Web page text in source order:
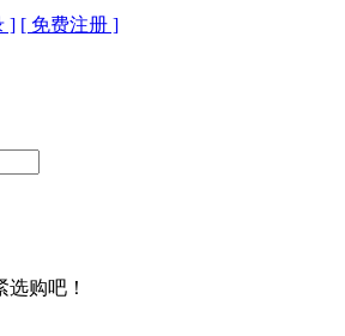
] [ 免费注册 ]
购吧！